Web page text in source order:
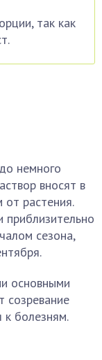
так как
немного
вносят в
растения.
приблизительно
сезона,
основными
созревание
к болезням.